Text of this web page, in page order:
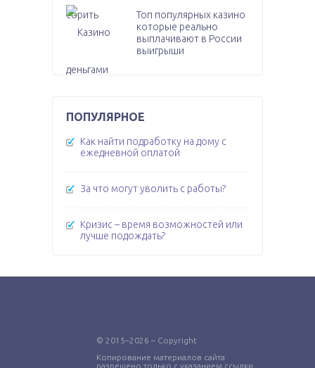
Топ популярных казино
которые реально
выплачивают в России
выигрыши
ПОПУЛЯРНОЕ
Как найти подработку на дому с
ежедневной оплатой
За что могут уволить с работы?
Кризис – время возможностей или
лучше подождать?
© 2015–2026 – Copyright
Копирование материалов сайта
разрешено только с указанием ссылки